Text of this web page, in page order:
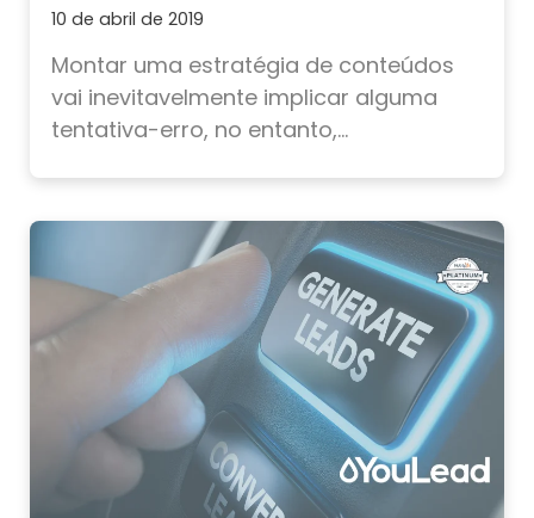
10 de abril de 2019
Montar uma estratégia de conteúdos
vai inevitavelmente implicar alguma
tentativa-erro, no entanto,...